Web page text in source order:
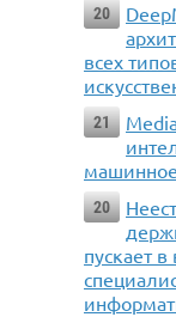
20
всех
21
20
пускает